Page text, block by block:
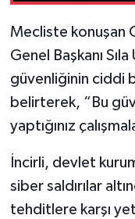
Mecliste konuşan
Genel Başkanı
güvenliğinin ciddi
belirterek, “Bu
yaptığınız
İncirli, devlet
siber saldırılar
tehditlere karşı